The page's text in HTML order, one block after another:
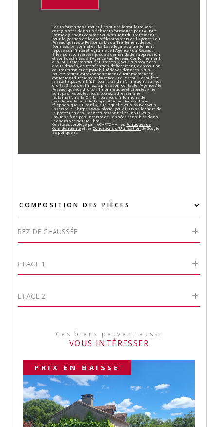
Les informations recueillies sur ce formulaire sont
enregistrées dans un fichier informatisé par La Boite
Immo agissant comme Sous-traitant du traitement
pour la gestion de la clientèle/prospects de l'Agence / du
Réseau qui reste Responsable du Traitement de vos
Données personnelles. La base légale du traitement
repose sur l'intérêt légitime de l'Agence / du Réseau.
Elles sont conservées jusqu'à demande de suppression
et sont destinées à l'Agence / au Réseau. Conformément
à la loi « informatique et libertés », vous disposez des
droits d’accès, de rectification, d’effacement, d’opposition,
de limitation et de portabilité de vos données. Vous
pouvez retirer votre consentement à tout moment en
contactant directement l’Agence / Le Réseau. Consultez
le site https://cnil.fr/fr pour plus d’informations sur vos
droits. Si vous estimez, après avoir contacté l'Agence / le
Réseau, que vos droits « Informatique et Libertés » ne
sont pas respectés, vous pouvez adresser une
réclamation à la CNIL. Nous vous informons de
l’existence de la liste d'opposition au démarchage
téléphonique « Bloctel », sur laquelle vous pouvez vous
inscrire ici : https://www.bloctel.gouv.fr Dans le cadre de
la protection des Données personnelles, nous vous
invitons à ne pas inscrire de Données sensibles dans
le champ de saisie libre.
Ce site est protégé par reCAPTCHA, les Politiques de
Confidentialité et lesConditions d'Utilisationde Google
s'appliquent.
REZ DE CHAUSSÉE
ETAGE 1
ETAGE 2
Ces biens peuvent aussi
VOUS INTÉRESSER
PRIX EN BAISSE